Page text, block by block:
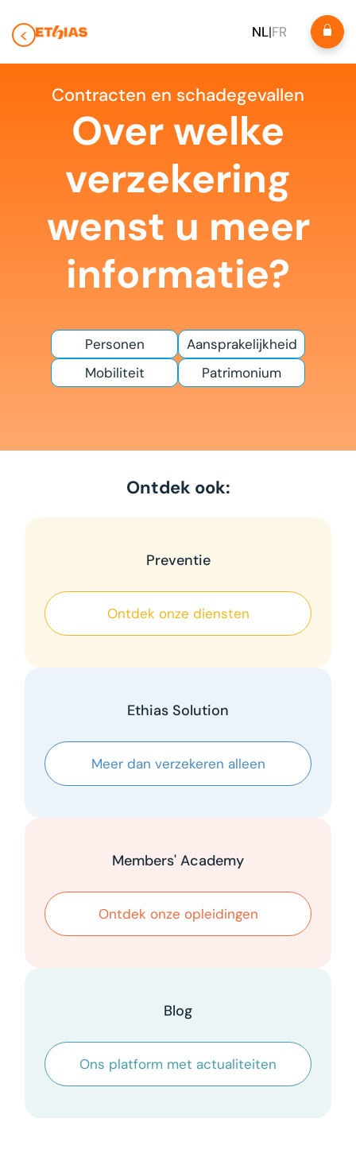
NL|FR
Contracten en schadegevallen
Over welke
verzekering
wenst u meer
informatie?
Personen
Aansprakelijkheid
Mobiliteit
Patrimonium
Ontdek ook:
Preventie
Ontdek onze diensten
Ethias Solution
Meer dan verzekeren alleen
Members' Academy
Ontdek onze opleidingen
Blog
Ons platform met actualiteiten